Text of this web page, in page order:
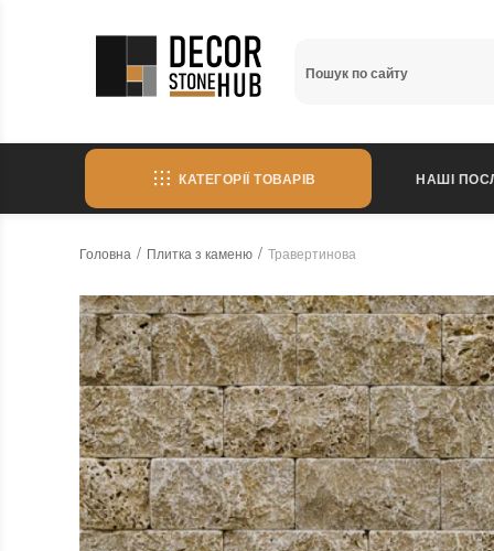
КАТЕГОРІЇ ТОВАРІВ НАШІ
Головна Плитка з каменю Травертинова